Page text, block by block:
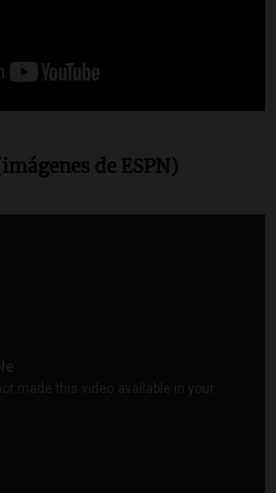
de ESPN)